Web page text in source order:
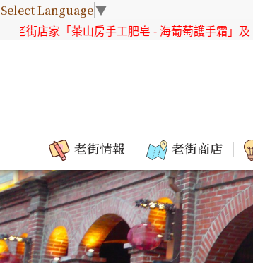
Select Language▼
茶山房手工肥皂 - 海葡萄護手霜」及「台華窯 -
老街情報 老街商店